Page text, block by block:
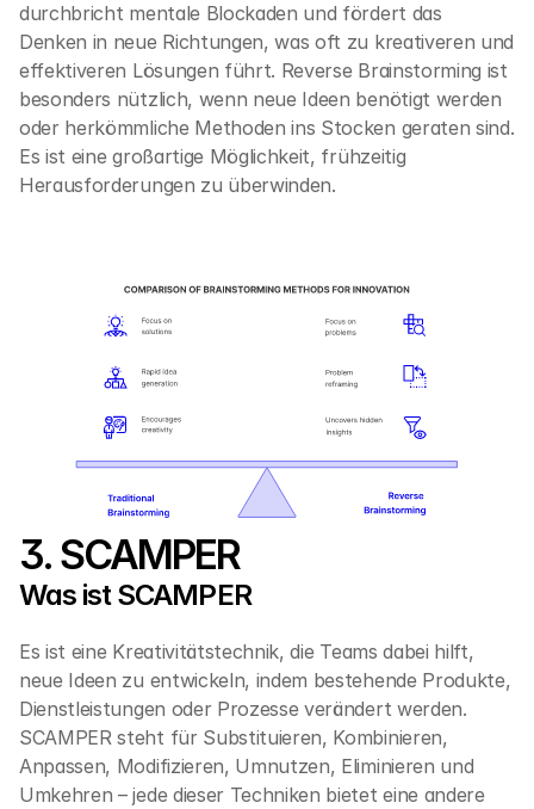
durchbricht mentale Blockaden und fördert das
Denken in neue Richtungen, was oft zu kreativeren und
effektiveren Lösungen führt. Reverse Brainstorming ist
besonders nützlich, wenn neue Ideen benötigt werden
oder herkömmliche Methoden ins Stocken geraten sind.
Es ist eine großartige Möglichkeit, frühzeitig
Herausforderungen zu überwinden.
3. SCAMPER
Was ist SCAMPER
Es ist eine Kreativitätstechnik, die Teams dabei hilft,
neue Ideen zu entwickeln, indem bestehende Produkte,
Dienstleistungen oder Prozesse verändert werden.
SCAMPER steht für Substituieren, Kombinieren,
Anpassen, Modifizieren, Umnutzen, Eliminieren und
Umkehren – jede dieser Techniken bietet eine andere